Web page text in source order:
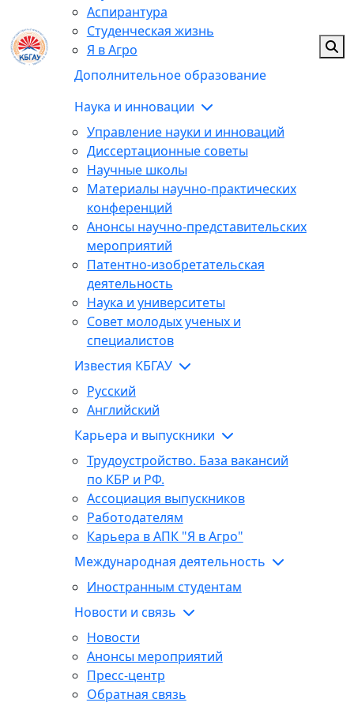
Аспирантура
Студенческая жизнь
Я в Агро
Дополнительное образование
Наука и инновации
Управление науки и инноваций
Диссертационные советы
Научные школы
Материалы научно-практических
конференций
Анонсы научно-представительских
мероприятий
Патентно-изобретательская
деятельность
Наука и университеты
Совет молодых ученых и
специалистов
Известия КБГАУ
Русский
Английский
Карьера и выпускники
Трудоустройство. База вакансий
по КБР и РФ.
Ассоциация выпускников
Работодателям
Карьера в АПК "Я в Агро"
Международная деятельность
Иностранным студентам
Новости и связь
Новости
Анонсы мероприятий
Пресс-центр
Обратная связь